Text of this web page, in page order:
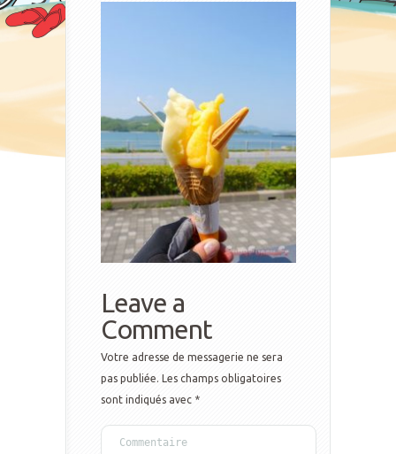
Leave a
Comment
Votre adresse de messagerie ne sera
pas publiée. Les champs obligatoires
sont indiqués avec *